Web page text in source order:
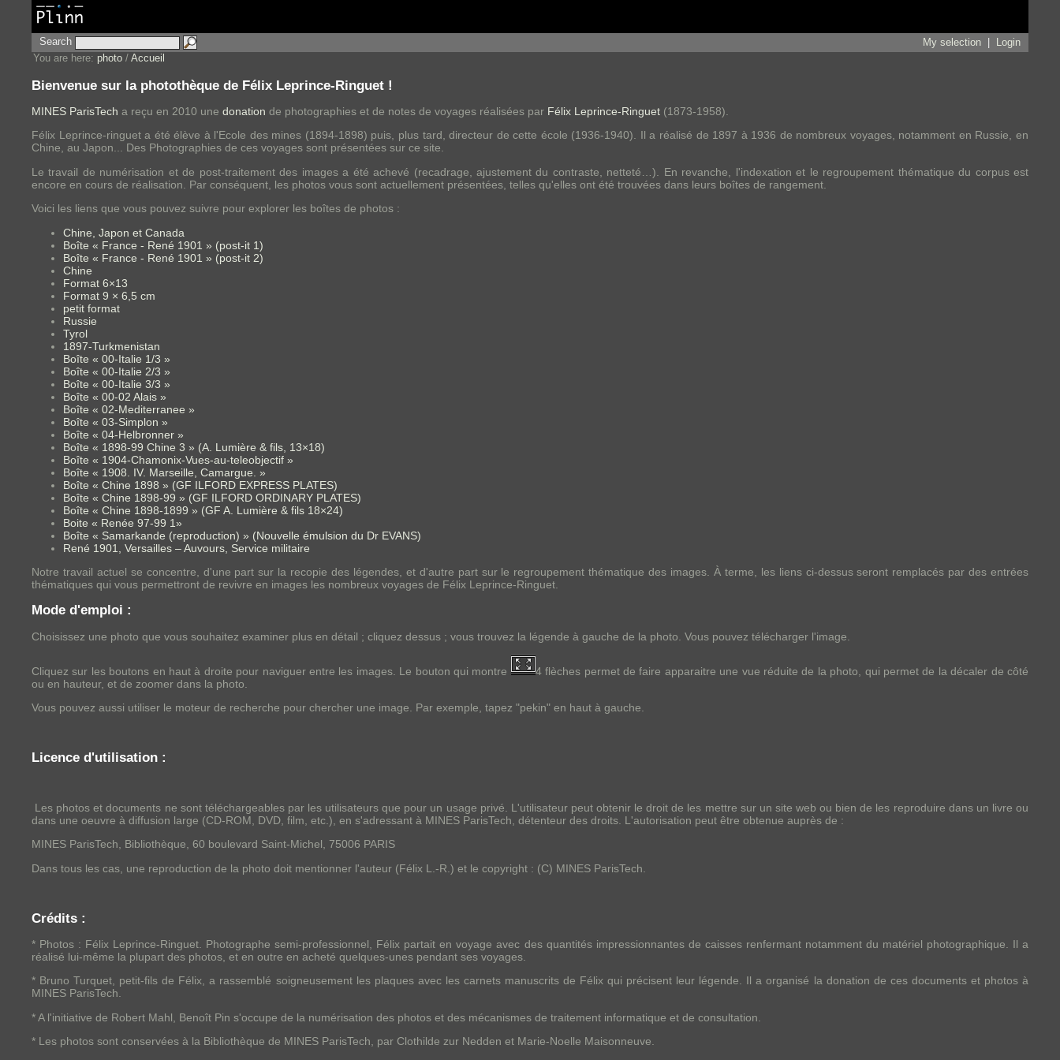
Search My selection
Login
You are here: photo / Accueil
Bienvenue sur la photothèque de Félix Leprince-Ringuet !
MINES ParisTech a reçu en 2010 une donation de photographies et de notes de voyages réalisées par Félix Leprince-Ringuet (1873-1958).
Félix Leprince-ringuet a été élève à l'Ecole des mines (1894-1898) puis, plus tard, directeur de cette école (1936-1940). Il a réalisé de 1897 à 1936 de nombreux voyages, notamment en Russie, en
Chine, au Japon... Des Photographies de ces voyages sont présentées sur ce site.
Le travail de numérisation et de post-traitement des images a été achevé (recadrage, ajustement du contraste, netteté…). En revanche, l'indexation et le regroupement thématique du corpus est
encore en cours de réalisation. Par conséquent, les photos vous sont actuellement présentées, telles qu'elles ont été trouvées dans leurs boîtes de rangement.
Voici les liens que vous pouvez suivre pour explorer les boîtes de photos :
Chine, Japon et Canada
Boîte « France - René 1901 » (post-it 1)
Boîte « France - René 1901 » (post-it 2)
Chine
Format 6×13
Format 9 × 6,5 cm
petit format
Russie
Tyrol
1897-Turkmenistan
Boîte « 00-Italie 1/3 »
Boîte « 00-Italie 2/3 »
Boîte « 00-Italie 3/3 »
Boîte « 00-02 Alais »
Boîte « 02-Mediterranee »
Boîte « 03-Simplon »
Boîte « 04-Helbronner »
Boîte « 1898-99 Chine 3 » (A. Lumière & fils, 13×18)
Boîte « 1904-Chamonix-Vues-au-teleobjectif »
Boîte « 1908. IV. Marseille, Camargue. »
Boîte « Chine 1898 » (GF ILFORD EXPRESS PLATES)
Boîte « Chine 1898-99 » (GF ILFORD ORDINARY PLATES)
Boîte « Chine 1898-1899 » (GF A. Lumière & fils 18×24)
Boite « Renée 97-99 1»
Boîte « Samarkande (reproduction) » (Nouvelle émulsion du Dr EVANS)
René 1901, Versailles – Auvours, Service militaire
Notre travail actuel se concentre, d'une part sur la recopie des légendes, et d'autre part sur le regroupement thématique des images. À terme, les liens ci-dessus seront remplacés par des entrées
thématiques qui vous permettront de revivre en images les nombreux voyages de Félix Leprince-Ringuet.
Mode d'emploi :
Choisissez une photo que vous souhaitez examiner plus en détail ; cliquez dessus ; vous trouvez la légende à gauche de la photo. Vous pouvez télécharger l'image.
Cliquez sur les boutons en haut à droite pour naviguer entre les images. Le bouton qui montre
4 flèches permet de faire apparaitre une vue réduite de la photo, qui permet de la décaler de côté
ou en hauteur, et de zoomer dans la photo.
Vous pouvez aussi utiliser le moteur de recherche pour chercher une image. Par exemple, tapez "pekin" en haut à gauche.
Licence d'utilisation :
Les photos et documents ne sont téléchargeables par les utilisateurs que pour un usage privé. L'utilisateur peut obtenir le droit de les mettre sur un site web ou bien de les reproduire dans un livre ou
dans une oeuvre à diffusion large (CD-ROM, DVD, film, etc.), en s'adressant à MINES ParisTech, détenteur des droits. L'autorisation peut être obtenue auprès de :
MINES ParisTech, Bibliothèque, 60 boulevard Saint-Michel, 75006 PARIS
Dans tous les cas, une reproduction de la photo doit mentionner l'auteur (Félix L.-R.) et le copyright : (C) MINES ParisTech.
Crédits :
* Photos : Félix Leprince-Ringuet. Photographe semi-professionnel, Félix partait en voyage avec des quantités impressionnantes de caisses renfermant notamment du matériel photographique. Il a
réalisé lui-même la plupart des photos, et en outre en acheté quelques-unes pendant ses voyages.
* Bruno Turquet, petit-fils de Félix, a rassemblé soigneusement les plaques avec les carnets manuscrits de Félix qui précisent leur légende. Il a organisé la donation de ces documents et photos à
MINES ParisTech.
* A l'initiative de Robert Mahl, Benoît Pin s'occupe de la numérisation des photos et des mécanismes de traitement informatique et de consultation.
* Les photos sont conservées à la Bibliothèque de MINES ParisTech, par Clothilde zur Nedden et Marie-Noelle Maisonneuve.